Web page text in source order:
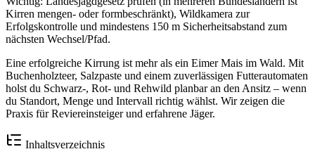
Kirren mengen- oder formbeschränkt), Wildkamera zur
Erfolgskontrolle und mindestens 150 m Sicherheitsabstand zum
nächsten Wechsel/Pfad.
Eine erfolgreiche Kirrung ist mehr als ein Eimer Mais im Wald. Mit
Buchenholzteer, Salzpaste und einem zuverlässigen Futterautomaten
holst du Schwarz-, Rot- und Rehwild planbar an den Ansitz – wenn
du Standort, Menge und Intervall richtig wählst. Wir zeigen die
Praxis für Reviereinsteiger und erfahrene Jäger.
Inhaltsverzeichnis